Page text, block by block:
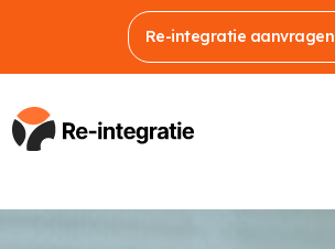
Re-integratie aanvragen